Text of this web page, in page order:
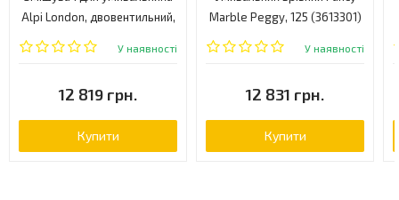
Alpi London, двовентильний,
хром (LO41676CR)
У наявності
12 819 грн.
Купити
Marble Peggy, 125 (3613301)
У наявності
12 831 грн.
Купити